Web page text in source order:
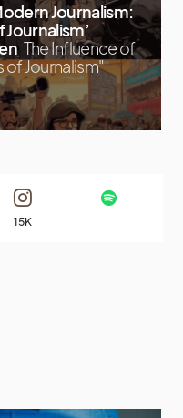
Journalism:
The Influence of
of Journalism"
15K